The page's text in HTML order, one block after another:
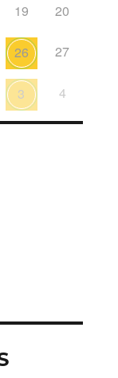
19 20
26 27
3 4